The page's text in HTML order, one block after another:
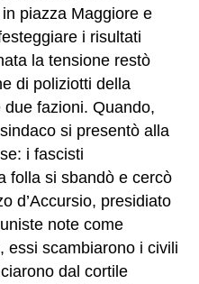
piazza Maggiore e
i risultati
la tensione restò
di poliziotti della
fazioni. Quando,
si presentò alla
i fascisti
folla si sbandò e cercò
d’Accursio, presidiato
note come
essi scambiarono i civili
dal cortile